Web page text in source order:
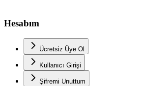
Hesabım
Ücretsiz Üye Ol
Kullanıcı Girişi
Şifremi Unuttum